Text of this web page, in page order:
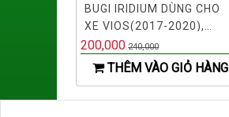
BUGI IRIDIUM DÙNG CHO
XE VIOS(2017-2020),
COROLLA ALTIS(2010-
2020) (MÃ: 9091901253,
SC20HR11)
200,000 240,000
THÊM VÀO GIỎ HÀNG